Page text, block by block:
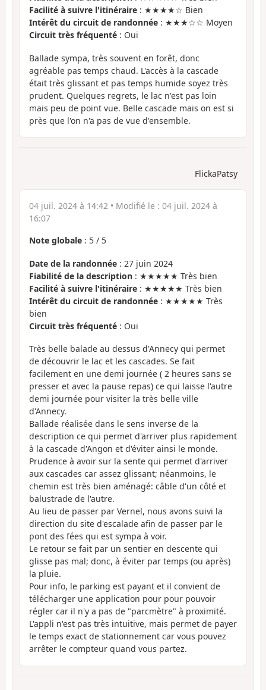
Facilité à suivre l'itinéraire : ★★★★☆ Bien
Intérêt du circuit de randonnée : ★★★☆☆ Moyen
Circuit très fréquenté : Oui
Ballade sympa, très souvent en forêt, donc
agréable pas temps chaud. L'accès à la cascade
était très glissant et pas temps humide soyez très
prudent. Quelques regrets, le lac n'est pas loin
mais peu de point vue. Belle cascade mais on est si
près que l'on n'a pas de vue d'ensemble.
FlickaPatsy
04 juil. 2024 à 14:42 • Modifié le : 04 juil. 2024 à
16:07
Note globale : 5 / 5
Date de la randonnée : 27 juin 2024
Fiabilité de la description : ★★★★★ Très bien
Facilité à suivre l'itinéraire : ★★★★★ Très bien
Intérêt du circuit de randonnée : ★★★★★ Très
bien
Circuit très fréquenté : Oui
Très belle balade au dessus d'Annecy qui permet
de découvrir le lac et les cascades. Se fait
facilement en une demi journée ( 2 heures sans se
presser et avec la pause repas) ce qui laisse l'autre
demi journée pour visiter la très belle ville
d'Annecy.
Ballade réalisée dans le sens inverse de la
description ce qui permet d'arriver plus rapidement
à la cascade d'Angon et d'éviter ainsi le monde.
Prudence à avoir sur la sente qui permet d'arriver
aux cascades car assez glissant; néanmoins, le
chemin est très bien aménagé: câble d'un côté et
balustrade de l'autre.
Au lieu de passer par Vernel, nous avons suivi la
direction du site d'escalade afin de passer par le
pont des fées qui est sympa à voir.
Le retour se fait par un sentier en descente qui
glisse pas mal; donc, à éviter par temps (ou après)
la pluie.
Pour info, le parking est payant et il convient de
télécharger une application pour pour pouvoir
régler car il n'y a pas de "parcmètre" à proximité.
L'appli n'est pas très intuitive, mais permet de payer
le temps exact de stationnement car vous pouvez
arrêter le compteur quand vous partez.